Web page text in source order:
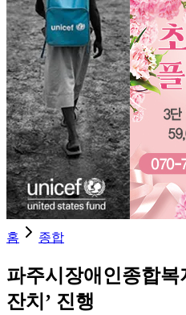
홈 종합
파주시장애인종합복
잔치’ 진행